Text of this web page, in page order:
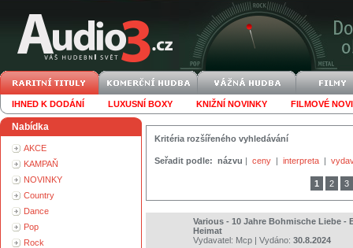
IHNED K DODÁNÍ LUXUSNÍ BOXY KNIŽNÍ NOVINKY FILMOVÉ
Nabídka
AKCE
KAMPAŇ
NOVINKY
Country
Dance
Pop
Rock
Kritéria rozšířeného vyhledávání
Seřadit podle: názvu | ceny | interpreta |
1 2 3
Various - 10 Jahre Bohmische Liebe -
Heimat
Vydavatel: Mcp | Vydáno: 30.8.2024